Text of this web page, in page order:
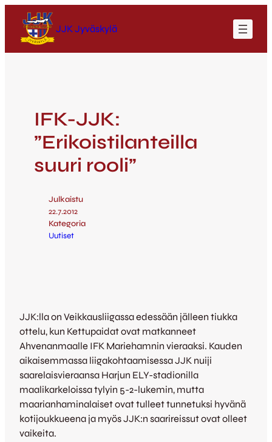
JJK Jyväskylä
IFK-JJK:
”Erikoistilanteilla
suuri rooli”
Julkaistu
22.7.2012
Kategoria
Uutiset
JJK:lla on Veikkausliigassa edessään jälleen tiukka
ottelu, kun Kettupaidat ovat matkanneet
Ahvenanmaalle IFK Mariehamnin vieraaksi. Kauden
aikaisemmassa liigakohtaamisessa JJK nuiji
saarelaisvieraansa Harjun ELY-stadionilla
maalikarkeloissa tylyin 5-2-lukemin, mutta
maarianhaminalaiset ovat tulleet tunnetuksi hyvänä
kotijoukkueena ja myös JJK:n saarireissut ovat olleet
vaikeita.